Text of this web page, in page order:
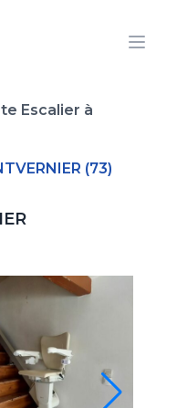
Escalier à
(73)